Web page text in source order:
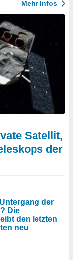
Mehr Infos
Satellit,
der
der
Die
den letzten
neu